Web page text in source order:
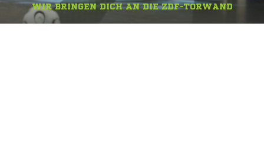
WIR BRINGEN DICH AN DIE ZDF-TORWAND